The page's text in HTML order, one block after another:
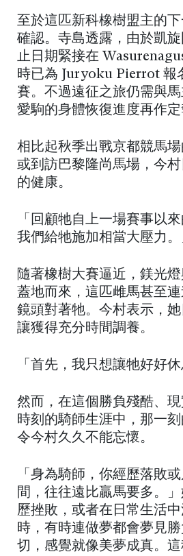
至於這匹新科橡樹盟主的
確認。寺島透露，由於凱
止日期緊接在
時已為 Juryoku Pierrot 報
賽。不過遠征之旅仍需與
愛駒的身體恢復進度再作定
相比起秋季出戰京都競馬場
或到訪巴黎隆尚馬場，今
的健康。
「回顧牠自上一場賽事以
我們給牠施加相當大壓力。
隨著橡樹大賽逼近，鎂光
蓋地而來，這匹雌馬甚至
鏡頭對著牠。今村表示，
讓獲得充分時間調養。
「首先，我只想讓牠好好休
然而，在這個勝負殘酷、
時刻的騎師生涯中，那一
令今村久久不能忘懷。
「身為騎師，你經歷落敗
間，往往遠比贏馬要多。
歷挫敗，或者在日常生活
時，有時連做夢都會夢見
切，感覺就像美夢成真。